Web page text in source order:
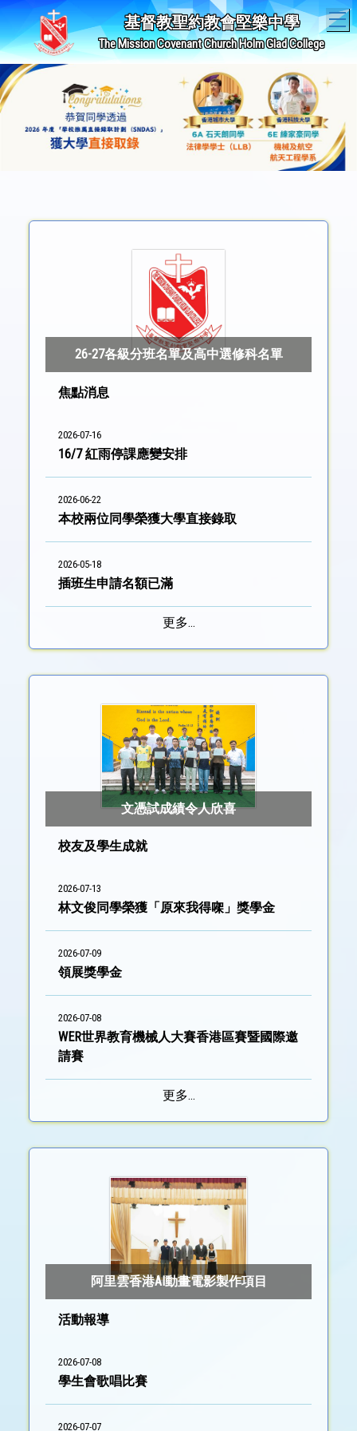
基督教聖約教會堅樂中學
The Mission Covenant Church Holm Glad College
26-27各級分班名單及高中選修科名單
焦點消息
2026-07-16
16/7 紅雨停課應變安排
2026-06-22
本校兩位同學榮獲大學直接錄取
2026-05-18
插班生申請名額已滿
更多...
文憑試成績令人欣喜
校友及學生成就
2026-07-13
林文俊同學榮獲「原來我得㗎」獎學金
2026-07-09
領展獎學金
2026-07-08
WER世界教育機械人大賽香港區賽暨國際邀
請賽
更多...
阿里雲香港AI動畫電影製作項目
活動報導
2026-07-08
學生會歌唱比賽
2026-07-07